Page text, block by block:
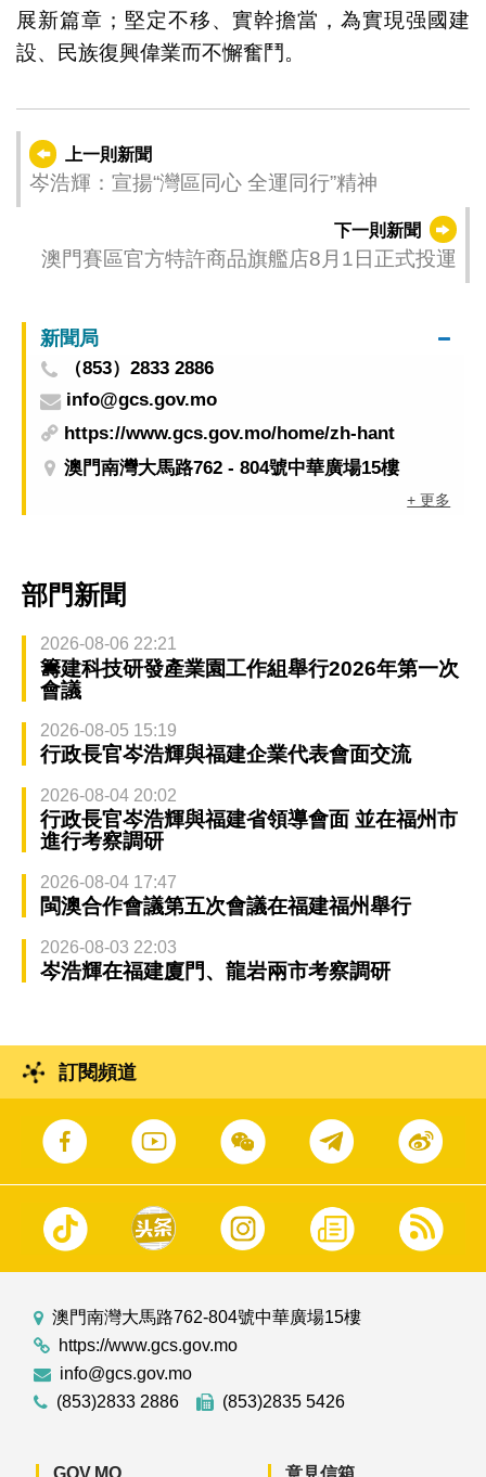
展新篇章；堅定不移、實幹擔當，為實現强國建
設、民族復興偉業而不懈奮鬥。
上一則新聞
岑浩輝：宣揚“灣區同心 全運同行”精神
下一則新聞
澳門賽區官方特許商品旗艦店8月1日正式投運
新聞局
（853）2833 2886
info@gcs.gov.mo
https://www.gcs.gov.mo/home/zh-hant
澳門南灣大馬路762 - 804號中華廣場15樓
+ 更多
部門新聞
2026-08-06 22:21
籌建科技研發產業園工作組舉行2026年第一次
會議
2026-08-05 15:19
行政長官岑浩輝與福建企業代表會面交流
2026-08-04 20:02
行政長官岑浩輝與福建省領導會面 並在福州市
進行考察調研
2026-08-04 17:47
閩澳合作會議第五次會議在福建福州舉行
2026-08-03 22:03
岑浩輝在福建廈門、龍岩兩市考察調研
訂閱頻道
澳門南灣大馬路762-804號中華廣場15樓
https://www.gcs.gov.mo
info@gcs.gov.mo
(853)2833 2886
(853)2835 5426
GOV.MO 意見信箱